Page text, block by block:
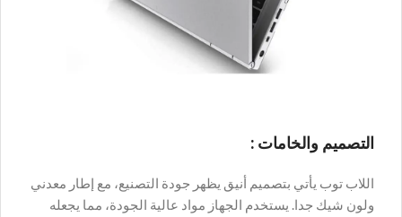
التصميم والخامات :
اللاب توب يأتي بتصميم أنيق يظهر جودة التصنيع، مع إطار معدني
ولون شيك جدا. يستخدم الجهاز مواد عالية الجودة، مما يجعله